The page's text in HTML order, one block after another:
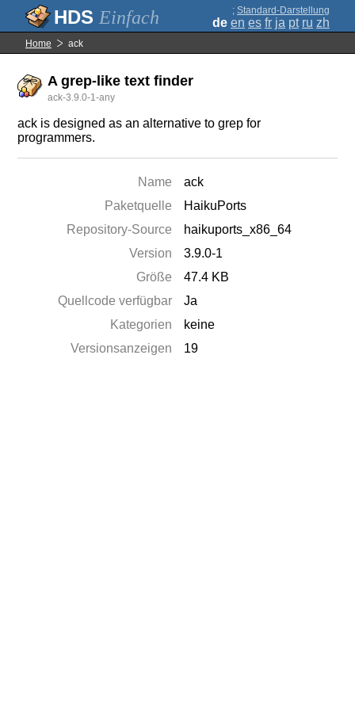
Einfach ; Standard-Darstellung
de en es fr ja pt ru zh
Home ack
A grep-like text finder
ack-3.9.0-1-any
ack is designed as an alternative to grep for
programmers.
Name
ack
Paketquelle
HaikuPorts
Repository-Source
haikuports_x86_64
Version
3.9.0-1
Größe
47.4 KB
Quellcode verfügbar
Ja
Kategorien
keine
Versionsanzeigen
19